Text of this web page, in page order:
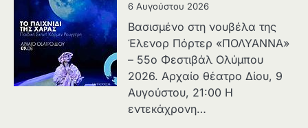
6 Αυγούστου 2026
Βασισμένο στη νουβέλα της
Έλενορ Πόρτερ «ΠΟΛΥΑΝΝΑ»
– 55ο Φεστιβάλ Ολύμπου
2026. Αρχαίο θέατρο Δίου, 9
Αυγούστου, 21:00 Η
εντεκάχρονη…